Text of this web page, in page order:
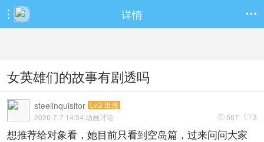
 详情 
女英雄们的故事有剧透吗
steelinquisitor Lv.3 出海
 507  3
2026-7-7 14:54 动画讨论
想推荐给对象看，她目前只看到空岛篇，过来问问大家